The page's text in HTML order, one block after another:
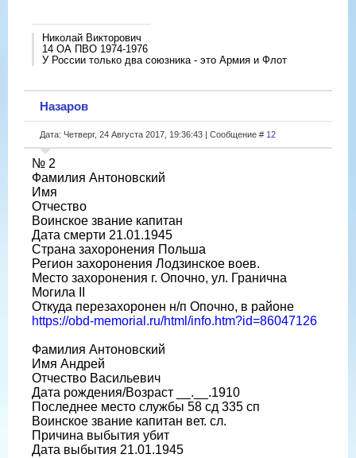
Николай Викторович
14 ОА ПВО 1974-1976
У России только два союзника - это Армия и Флот
Назаров
Дата: Четверг, 24 Августа 2017, 19:36:43 | Сообщение # 12
№ 2
Фамилия Антоновский
Имя
Отчество
Воинское звание капитан
Дата смерти 21.01.1945
Страна захоронения Польша
Регион захоронения Лодзинское воев.
Место захоронения г. Опочно, ул. Гранична
Могила II
Откуда перезахоронен н/п Опочно, в районе
https://obd-memorial.ru/html/info.htm?id=86047126
Фамилия Антоновский
Имя Андрей
Отчество Васильевич
Дата рождения/Возраст __.__.1910
Последнее место службы 58 сд 335 сп
Воинское звание капитан вет. сл.
Причина выбытия убит
Дата выбытия 21.01.1945